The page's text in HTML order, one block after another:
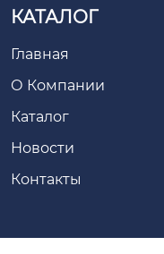
КАТАЛОГ
Главная
О Компании
Каталог
Новости
Контакты